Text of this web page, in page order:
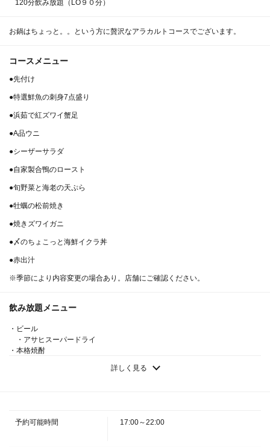
120分飲み放題（LO９０分）
お鍋はちょっと。。という方に贅沢なアラカルトコースでございます。
コースメニュー
●先付け
●特選鮮魚の刺身7点盛り
●浜茹で紅ズワイ蟹足
●A品ウニ
●シーザーサラダ
●自家製合鴨のロースト
●旬野菜と海老の天ぷら
●牡蠣の松前焼き
●焼きズワイガニ
●〆のちょこっと海鮮イクラ丼
●赤出汁
※季節により内容変更の場合あり。店舗にご確認ください。
飲み放題メニュー
・ビール
・アサヒスーパードライ
・本格焼酎
レモンハイボール／紅茶ハイボール／ゆずハイボール／コーラハイボール／
詳しく見る
予約可能時間 17:00～22:00
この店舗情報をシェアする
付 贅沢にかにを楽しめます | 北海道海鮮 にほんいち
大阪府大阪市淀川区西中島３－１５－７
https://nihon1.owst.jp/courses/187145122